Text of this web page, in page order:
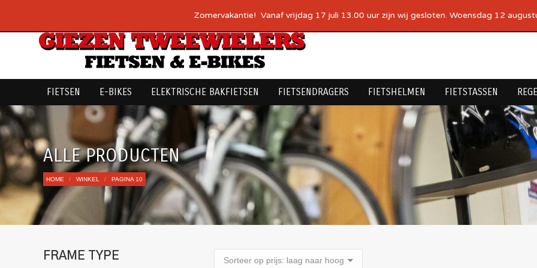
Fietsplan Contact
FIETSEN E-BIKES ELEKTRISCHE BAKFIETSEN FIETSENDRAGERS FIETSHELMEN FIETSTASSEN
ALLE PRODUCTEN
Je bent hier:
HOME WINKEL PAGINA 10
FRAME TYPE
Zomervakantie! Vanaf vrijdag 17 juli 13.00 uur zijn wij gesloten. Woensdag 12